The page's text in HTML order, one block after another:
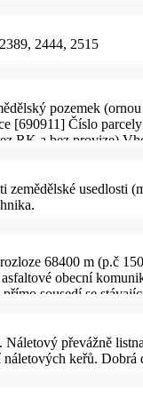
byt. V
stavba slouží
stromy, dančí
vyváženou
i běžkaře po
na další. Energetický
2444, 2515
pozemek
[690911] Číslo
RK a bez provize)
zemědělské usedlosti
68400 m (p.č
obecní
sousedí se
převážně
keřů.